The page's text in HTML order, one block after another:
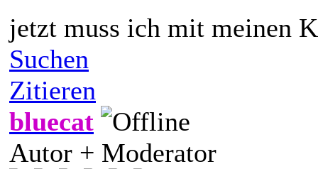
jetzt muss ich mit meinen
Suchen
Zitieren
bluecat
Autor + Moderator